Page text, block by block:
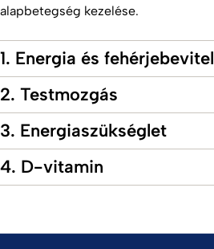
alapbetegség kezelése.
1. Energia és fehérjebevitel
2. Testmozgás
3. Energiaszükséglet
4. D-vitamin